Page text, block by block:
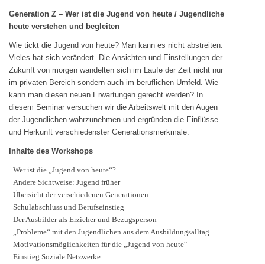
Generation Z – Wer ist die Jugend von heute / Jugendliche
heute verstehen und begleiten
Wie tickt die Jugend von heute? Man kann es nicht abstreiten:
Vieles hat sich verändert. Die Ansichten und Einstellungen der
Zukunft von morgen wandelten sich im Laufe der Zeit nicht nur
im privaten Bereich sondern auch im beruflichen Umfeld. Wie
kann man diesen neuen Erwartungen gerecht werden? In
diesem Seminar versuchen wir die Arbeitswelt mit den Augen
der Jugendlichen wahrzunehmen und ergründen die Einflüsse
und Herkunft verschiedenster Generationsmerkmale.
Inhalte des Workshops
Wer ist die „Jugend von heute“?
Andere Sichtweise: Jugend früher
Übersicht der verschiedenen Generationen
Schulabschluss und Berufseinstieg
Der Ausbilder als Erzieher und Bezugsperson
„Probleme“ mit den Jugendlichen aus dem Ausbildungsalltag
Motivationsmöglichkeiten für die „Jugend von heute“
Einstieg Soziale Netzwerke